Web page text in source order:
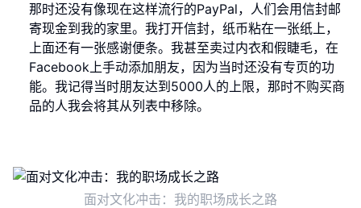
那时还没有像现在这样流行的PayPal，人们会用信封邮
寄现金到我的家里。我打开信封，纸币粘在一张纸上，
上面还有一张感谢便条。我甚至卖过内衣和假睫毛，在
Facebook上手动添加朋友，因为当时还没有专页的功
能。我记得当时朋友达到5000人的上限，那时不购买商
品的人我会将其从列表中移除。
面对文化冲击：我的职场成长之路